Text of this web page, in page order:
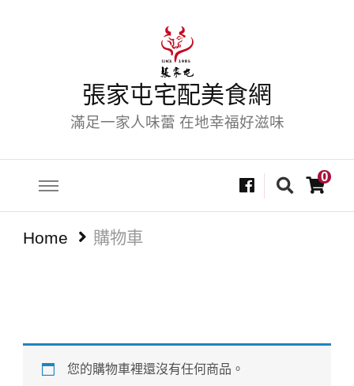
張家屯宅配美食網
滿足一家人味蕾 在地幸福好滋味
0
Home 購物車
您的購物車裡還沒有任何商品。